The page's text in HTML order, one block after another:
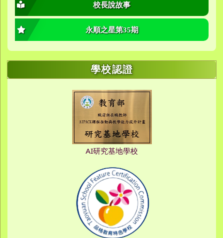
校長說故事
永順之星第35期
學校認證
AI研究基地學校